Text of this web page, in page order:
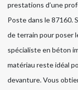
prestations d’une
Poste dans le 87160.
de terrain pour poser
spécialiste en béton
matériau reste idéal
devanture. Vous